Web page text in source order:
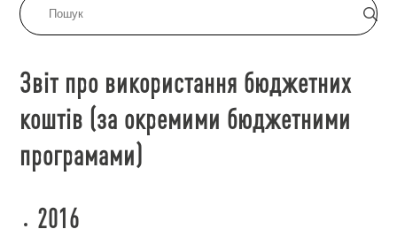
Звіт про використання бюджетних
коштів (за окремими бюджетними
програмами)
2016